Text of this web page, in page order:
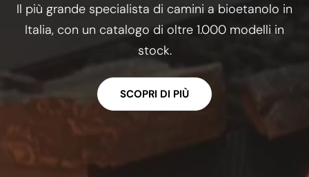
Il più grande specialista di camini a bioetanolo in
Italia, con un catalogo di oltre 1.000 modelli in
stock.
SCOPRI DI PIÙ